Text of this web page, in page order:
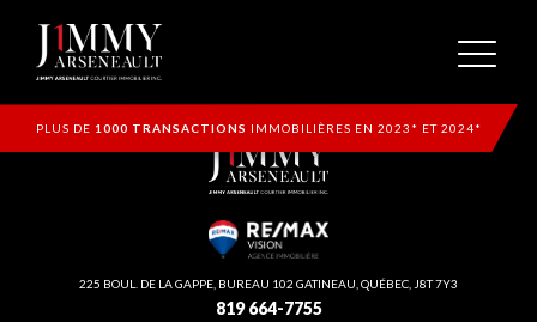
PLUS DE 1000 TRANSACTIONS IMMOBILIÈRES EN 2023* ET 2024*
225 BOUL. DE LA GAPPE, BUREAU 102 GATINEAU, QUÉBEC, J8T 7Y3
819 664-7755